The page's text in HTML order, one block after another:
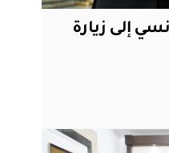
إلى زيارة